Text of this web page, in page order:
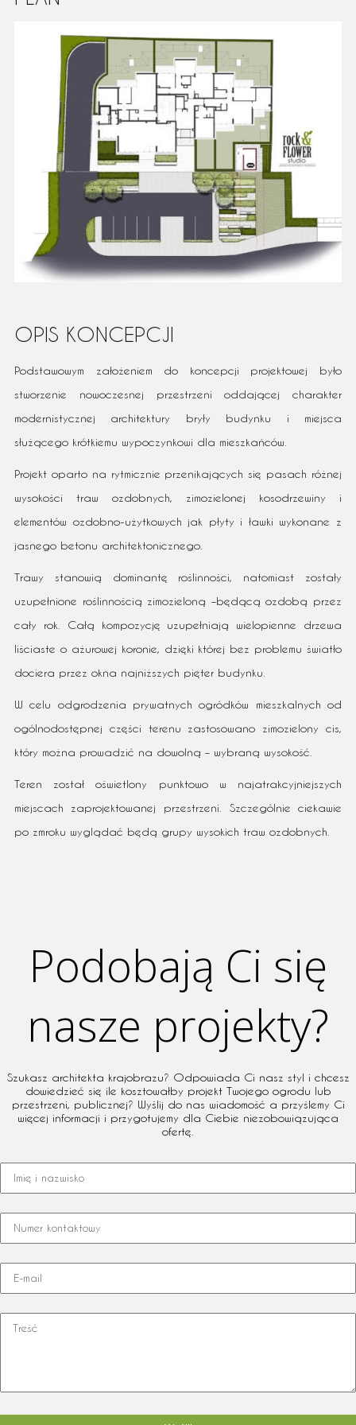
OPIS KONCEPCJI
Podstawowym założeniem do koncepcji projektowej było
stworzenie nowoczesnej przestrzeni oddającej charakter
modernistycznej architektury bryły budynku i miejsca
służącego krótkiemu wypoczynkowi dla mieszkańców.
Projekt oparto na rytmicznie przenikających się pasach różnej
wysokości traw ozdobnych, zimozielonej kosodrzewiny i
elementów ozdobno-użytkowych jak płyty i ławki wykonane z
jasnego betonu architektonicznego.
Trawy stanowią dominantę roślinności, natomiast zostały
uzupełnione roślinnością zimozieloną –będącą ozdobą przez
cały rok. Całą kompozycję uzupełniają wielopienne drzewa
liściaste o ażurowej koronie, dzięki której bez problemu światło
dociera przez okna najniższych pięter budynku.
W celu odgrodzenia prywatnych ogródków mieszkalnych od
ogólnodostępnej części terenu zastosowano zimozielony cis,
który można prowadzić na dowolną – wybraną wysokość.
Teren został oświetlony punktowo w najatrakcyjniejszych
miejscach zaprojektowanej przestrzeni. Szczególnie ciekawie
po zmroku wyglądać będą grupy wysokich traw ozdobnych.
Podobają Ci się
nasze projekty?
Szukasz architekta krajobrazu? Odpowiada Ci nasz styl i chcesz
dowiedzieć się ile kosztowałby projekt Twojego ogrodu lub
przestrzeni, publicznej? Wyślij do nas wiadomość a przyślemy Ci
więcej informacji i przygotujemy dla Ciebie niezobowiązująca
ofertę.